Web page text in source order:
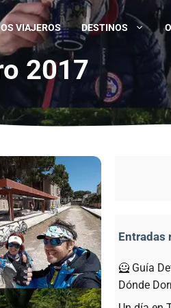
VIAJEROS DESTINOS
2017
Entradas
🦸 Guía
Dónde